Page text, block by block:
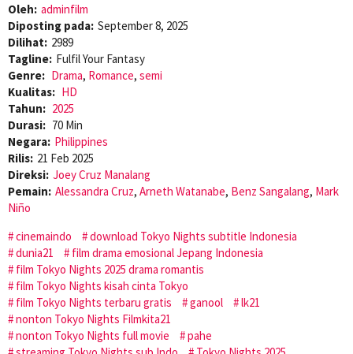
Oleh: adminfilm
Diposting pada: September 8, 2025
Dilihat: 2989
Tagline: Fulfil Your Fantasy
Genre: Drama, Romance, semi
Kualitas: HD
Tahun: 2025
Durasi: 70 Min
Negara: Philippines
Rilis: 21 Feb 2025
Direksi: Joey Cruz Manalang
Pemain: Alessandra Cruz, Arneth Watanabe, Benz Sangalang, Mark
Niño
cinemaindo
download Tokyo Nights subtitle Indonesia
dunia21
film drama emosional Jepang Indonesia
film Tokyo Nights 2025 drama romantis
film Tokyo Nights kisah cinta Tokyo
film Tokyo Nights terbaru gratis
ganool
lk21
nonton Tokyo Nights Filmkita21
nonton Tokyo Nights full movie
pahe